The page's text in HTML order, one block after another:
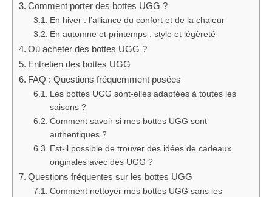
Comment porter des bottes UGG ?
En hiver : l’alliance du confort et de la chaleur
En automne et printemps : style et légèreté
Où acheter des bottes UGG ?
Entretien des bottes UGG
FAQ : Questions fréquemment posées
Les bottes UGG sont-elles adaptées à toutes les
saisons ?
Comment savoir si mes bottes UGG sont
authentiques ?
Est-il possible de trouver des idées de cadeaux
originales avec des UGG ?
Questions fréquentes sur les bottes UGG
Comment nettoyer mes bottes UGG sans les